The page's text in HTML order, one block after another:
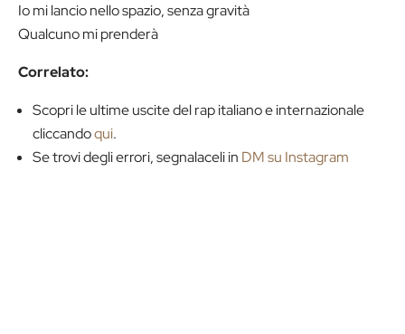
Io mi lancio nello spazio, senza gravità
Qualcuno mi prenderà
Correlato:
Scopri le ultime uscite del rap italiano e internazionale
cliccandoqui.
Se trovi degli errori, segnalaceli in DM su Instagram